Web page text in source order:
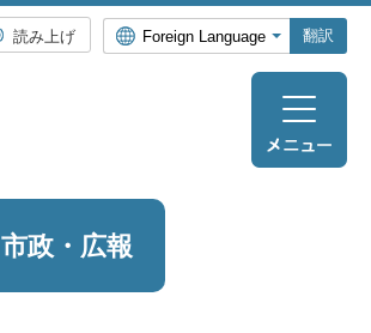
読み上げ 翻訳
市政・広報